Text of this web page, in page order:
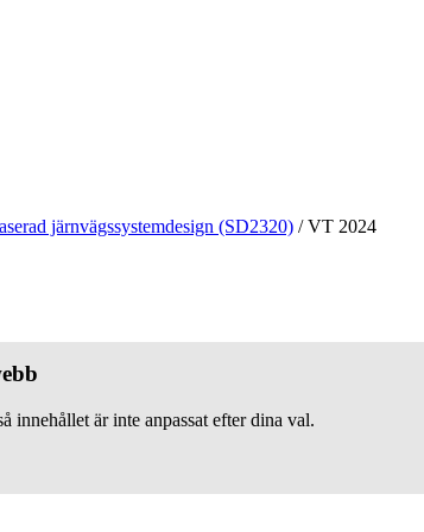
järnvägssystemdesign (SD2320) /VT 2024
innehållet är inte anpassat efter dina val.